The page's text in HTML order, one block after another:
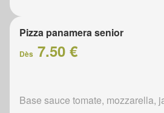
Pizza panamera senior
Dès 7.50 €
Base sauce tomate, mozzarella,